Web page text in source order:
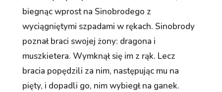
biegnąc wprost na Sinobrodego z
wyciągniętymi szpadami w rękach. Sinobrody
poznał braci swojej żony: dragona i
muszkietera. Wymknął się im z rąk. Lecz
bracia popędzili za nim, następując mu na
pięty, i dopadli go, nim wybiegł na ganek.